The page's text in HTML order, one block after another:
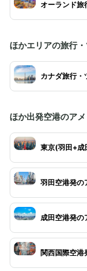
オーランド旅
ほかエリアの旅行
カナダ旅行・
ほか出発空港のア
東京(羽田+成
羽田空港発の
成田空港発の
関西国際空港